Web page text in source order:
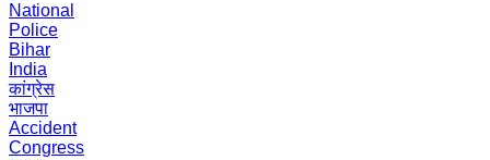
National
Police
Bihar
India
कांग्रेस
भाजपा
Accident
Congress